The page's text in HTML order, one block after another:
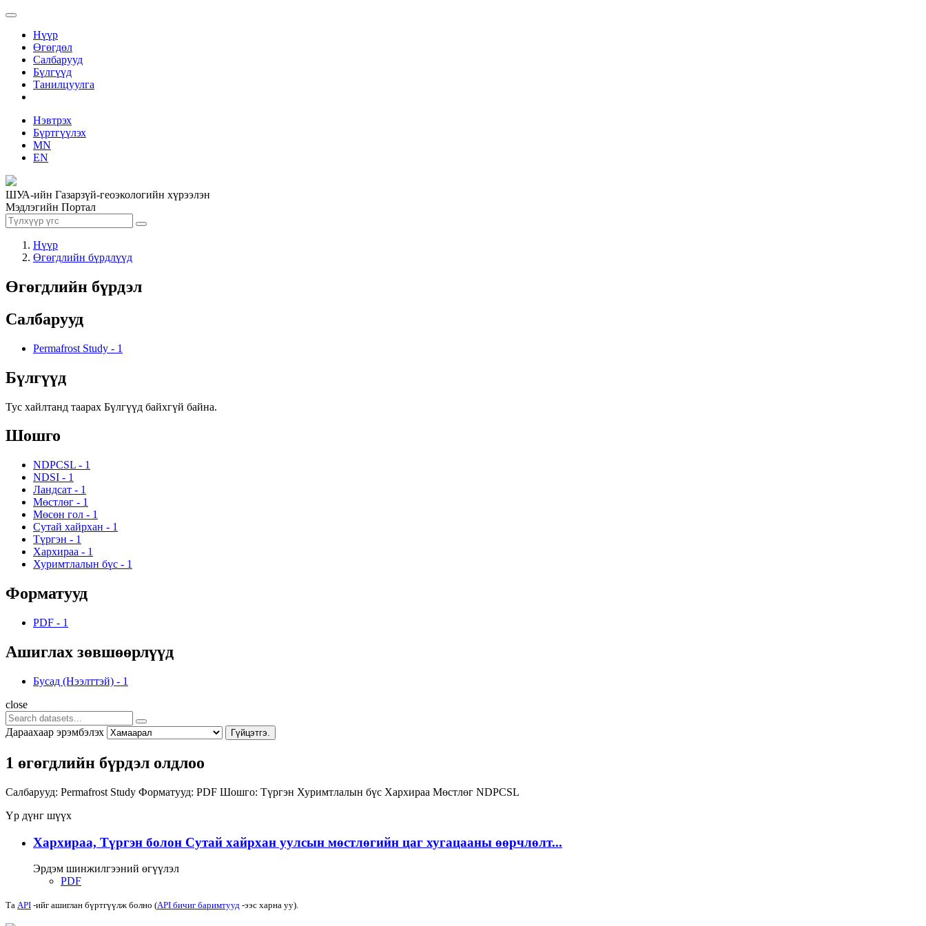
Нүүр
Өгөгдөл
Салбарууд
Бүлгүүд
Танилцуулга
Нэвтрэх
Бүртгүүлэх
MN
EN
ШУА-ийн Газарзүй-геоэкологийн хүрээлэн
Мэдлэгийн Портал
Нүүр
Өгөгдлийн бүрдлүүд
Өгөгдлийн бүрдэл
Салбарууд
Permafrost Study - 1
Бүлгүүд
Тус хайлтанд таарах Бүлгүүд байхгүй байна.
Шошго
NDPCSL - 1
NDSI - 1
Ландсат - 1
Мөстлөг - 1
Мөсөн гол - 1
Сутай хайрхан - 1
Түргэн - 1
Хархираа - 1
Хуримтлалын бүс - 1
Форматууд
PDF - 1
Ашиглах зөвшөөрлүүд
Бусад (Нээлттэй) - 1
close
Дараахаар эрэмбэлэх Гүйцэтгэ.
1 өгөгдлийн бүрдэл олдлоо
Салбарууд: Permafrost Study Форматууд: PDF Шошго: Түргэн Хуримтлалын бүс Хархираа Мөстлөг NDPCSL
Үр дүнг шүүх
Хархираа, Түргэн болон Сутай хайрхан уулсын мөстлөгийн цаг хугацааны өөрчлөлт...
Эрдэм шинжилгээний өгүүлэл
PDF
Та API -ийг ашиглан бүртгүүлж болно (API бичиг баримтууд -ээс харна уу).